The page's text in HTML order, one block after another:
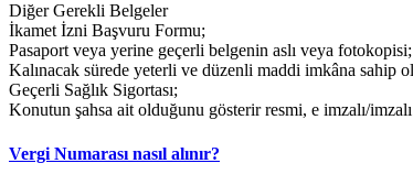
Diğer Gerekli Belgeler
İkamet İzni Başvuru Formu;
Pasaport veya yerine geçerli belgenin aslı veya fotokopisi;
Kalınacak sürede yeterli ve düzenli maddi imkâna sahip
Geçerli Sağlık Sigortası;
Konutun şahsa ait olduğunu gösterir resmi, e imzalı/
Vergi Numarası nasıl alınır?